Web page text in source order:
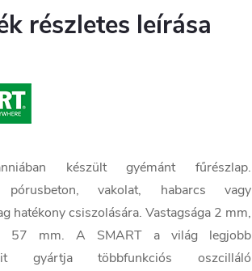
részletes leírása
készült gyémánt fűrészlap.
pórusbeton, vakolat, habarcs vagy
hatékony csiszolására. Vastagsága 2 mm,
57 mm. A SMART a világ legjobb
gyártja többfunkciós oszcilláló